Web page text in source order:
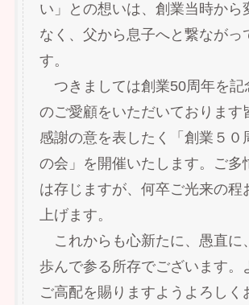
い」との想いは、創業当時から
なく、父から息子へと繋ながっ
す。
つきましては創業50周年を記
のご愛顧をいただいております
感謝の意を表したく「創業５０
の会」を開催いたします。ご多
は存じますが、何卒ご光来の程
上げます。
これからも心新たに、愚直に
歩んで参る所存でございます。
ご高配を賜りますようよろしく